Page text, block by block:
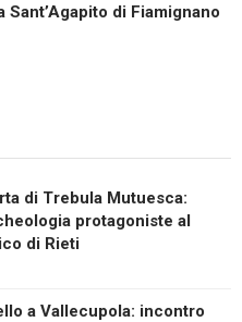
Sant’Agapito di Fiamignano
di Trebula Mutuesca:
protagoniste al
di Rieti
a Vallecupola: incontro